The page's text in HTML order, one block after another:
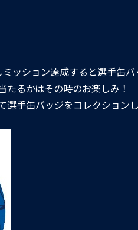
ッション達成すると選手缶バ
るかはその時のお楽しみ！
手缶バッジをコレクション